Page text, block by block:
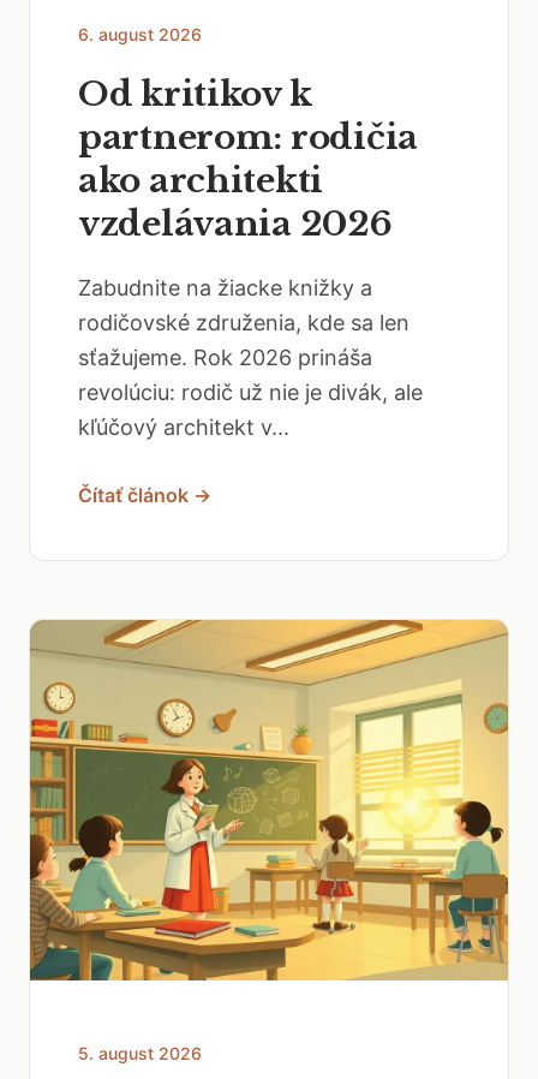
6. august 2026
Od kritikov k
partnerom: rodičia
ako architekti
vzdelávania 2026
Zabudnite na žiacke knižky a
rodičovské združenia, kde sa len
sťažujeme. Rok 2026 prináša
revolúciu: rodič už nie je divák, ale
kľúčový architekt v...
Čítať článok →
5. august 2026